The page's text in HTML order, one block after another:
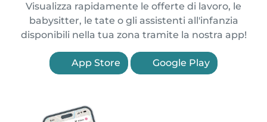
Visualizza rapidamente le offerte di lavoro, le
babysitter, le tate o gli assistenti all'infanzia
disponibili nella tua zona tramite la nostra app!
App Store Google Play